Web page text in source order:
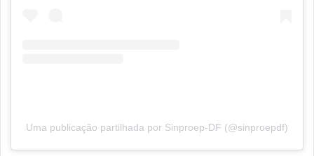
Uma publicação partilhada por Sinproep-DF (@sinproepdf)